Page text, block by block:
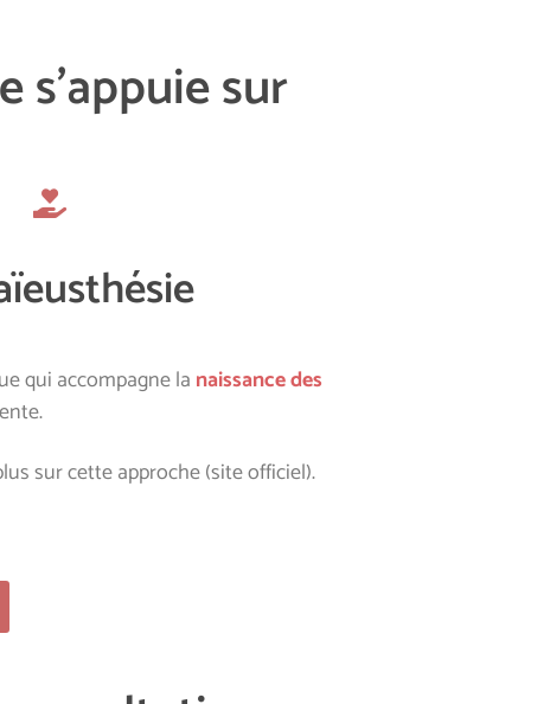
sur
qui accompagne la naissance des
sur cette approche (site officiel).